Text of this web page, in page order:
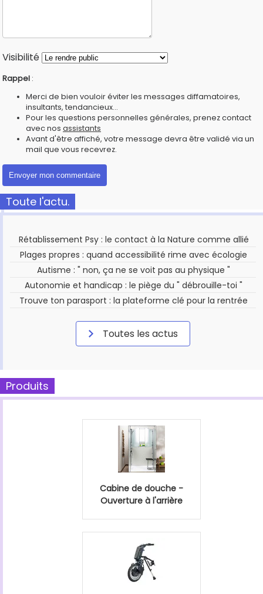
Visibilité
Rappel :
Merci de bien vouloir éviter les messages diffamatoires,
insultants, tendancieux...
Pour les questions personnelles générales, prenez contact
avec nos assistants
Avant d'être affiché, votre message devra être validé via un
mail que vous recevrez.
Toute l'actu.
Rétablissement Psy : le contact à la Nature comme allié
Plages propres : quand accessibilité rime avec écologie
Autisme : " non, ça ne se voit pas au physique "
Autonomie et handicap : le piège du " débrouille-toi "
Trouve ton parasport : la plateforme clé pour la rentrée
Toutes les actus
Produits
Cabine de douche -
Ouverture à l'arrière